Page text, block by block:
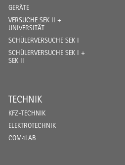
GERÄTE
VERSUCHE SEK II +
UNIVERSITÄT
SCHÜLERVERSUCHE SEK I
SCHÜLERVERSUCHE SEK I +
SEK II
TECHNIK
KFZ-TECHNIK
ELEKTROTECHNIK
COM4LAB